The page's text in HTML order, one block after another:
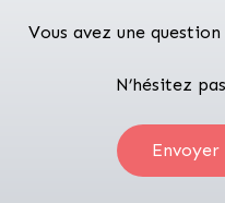
Vous avez une
N’hésitez
Envoyer